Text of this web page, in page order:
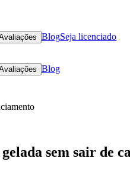
BlogSeja licenciado
Blog
sem sair de